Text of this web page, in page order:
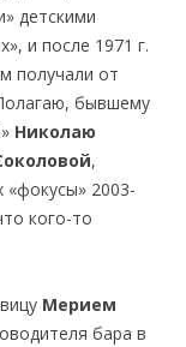
детскими
и после 1971 г.
получали от
бывшему
Николаю
,
«фокусы» 2003-
кого-то
Мерием
бара в